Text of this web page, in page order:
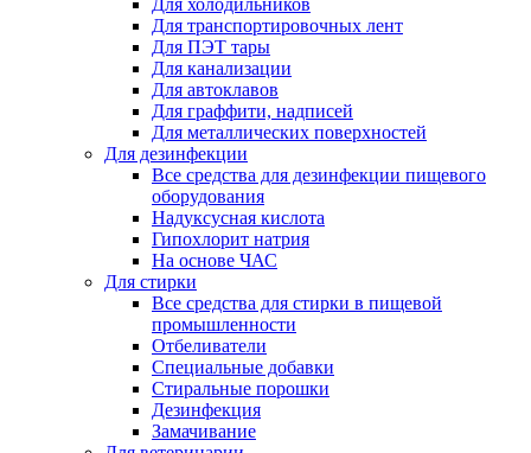
Для холодильников
Для транспортировочных лент
Для ПЭТ тары
Для канализации
Для автоклавов
Для граффити, надписей
Для металлических поверхностей
Для дезинфекции
Все средства для дезинфекции пищевого
оборудования
Надуксусная кислота
Гипохлорит натрия
На основе ЧАС
Для стирки
Все средства для стирки в пищевой
промышленности
Отбеливатели
Специальные добавки
Стиральные порошки
Дезинфекция
Замачивание